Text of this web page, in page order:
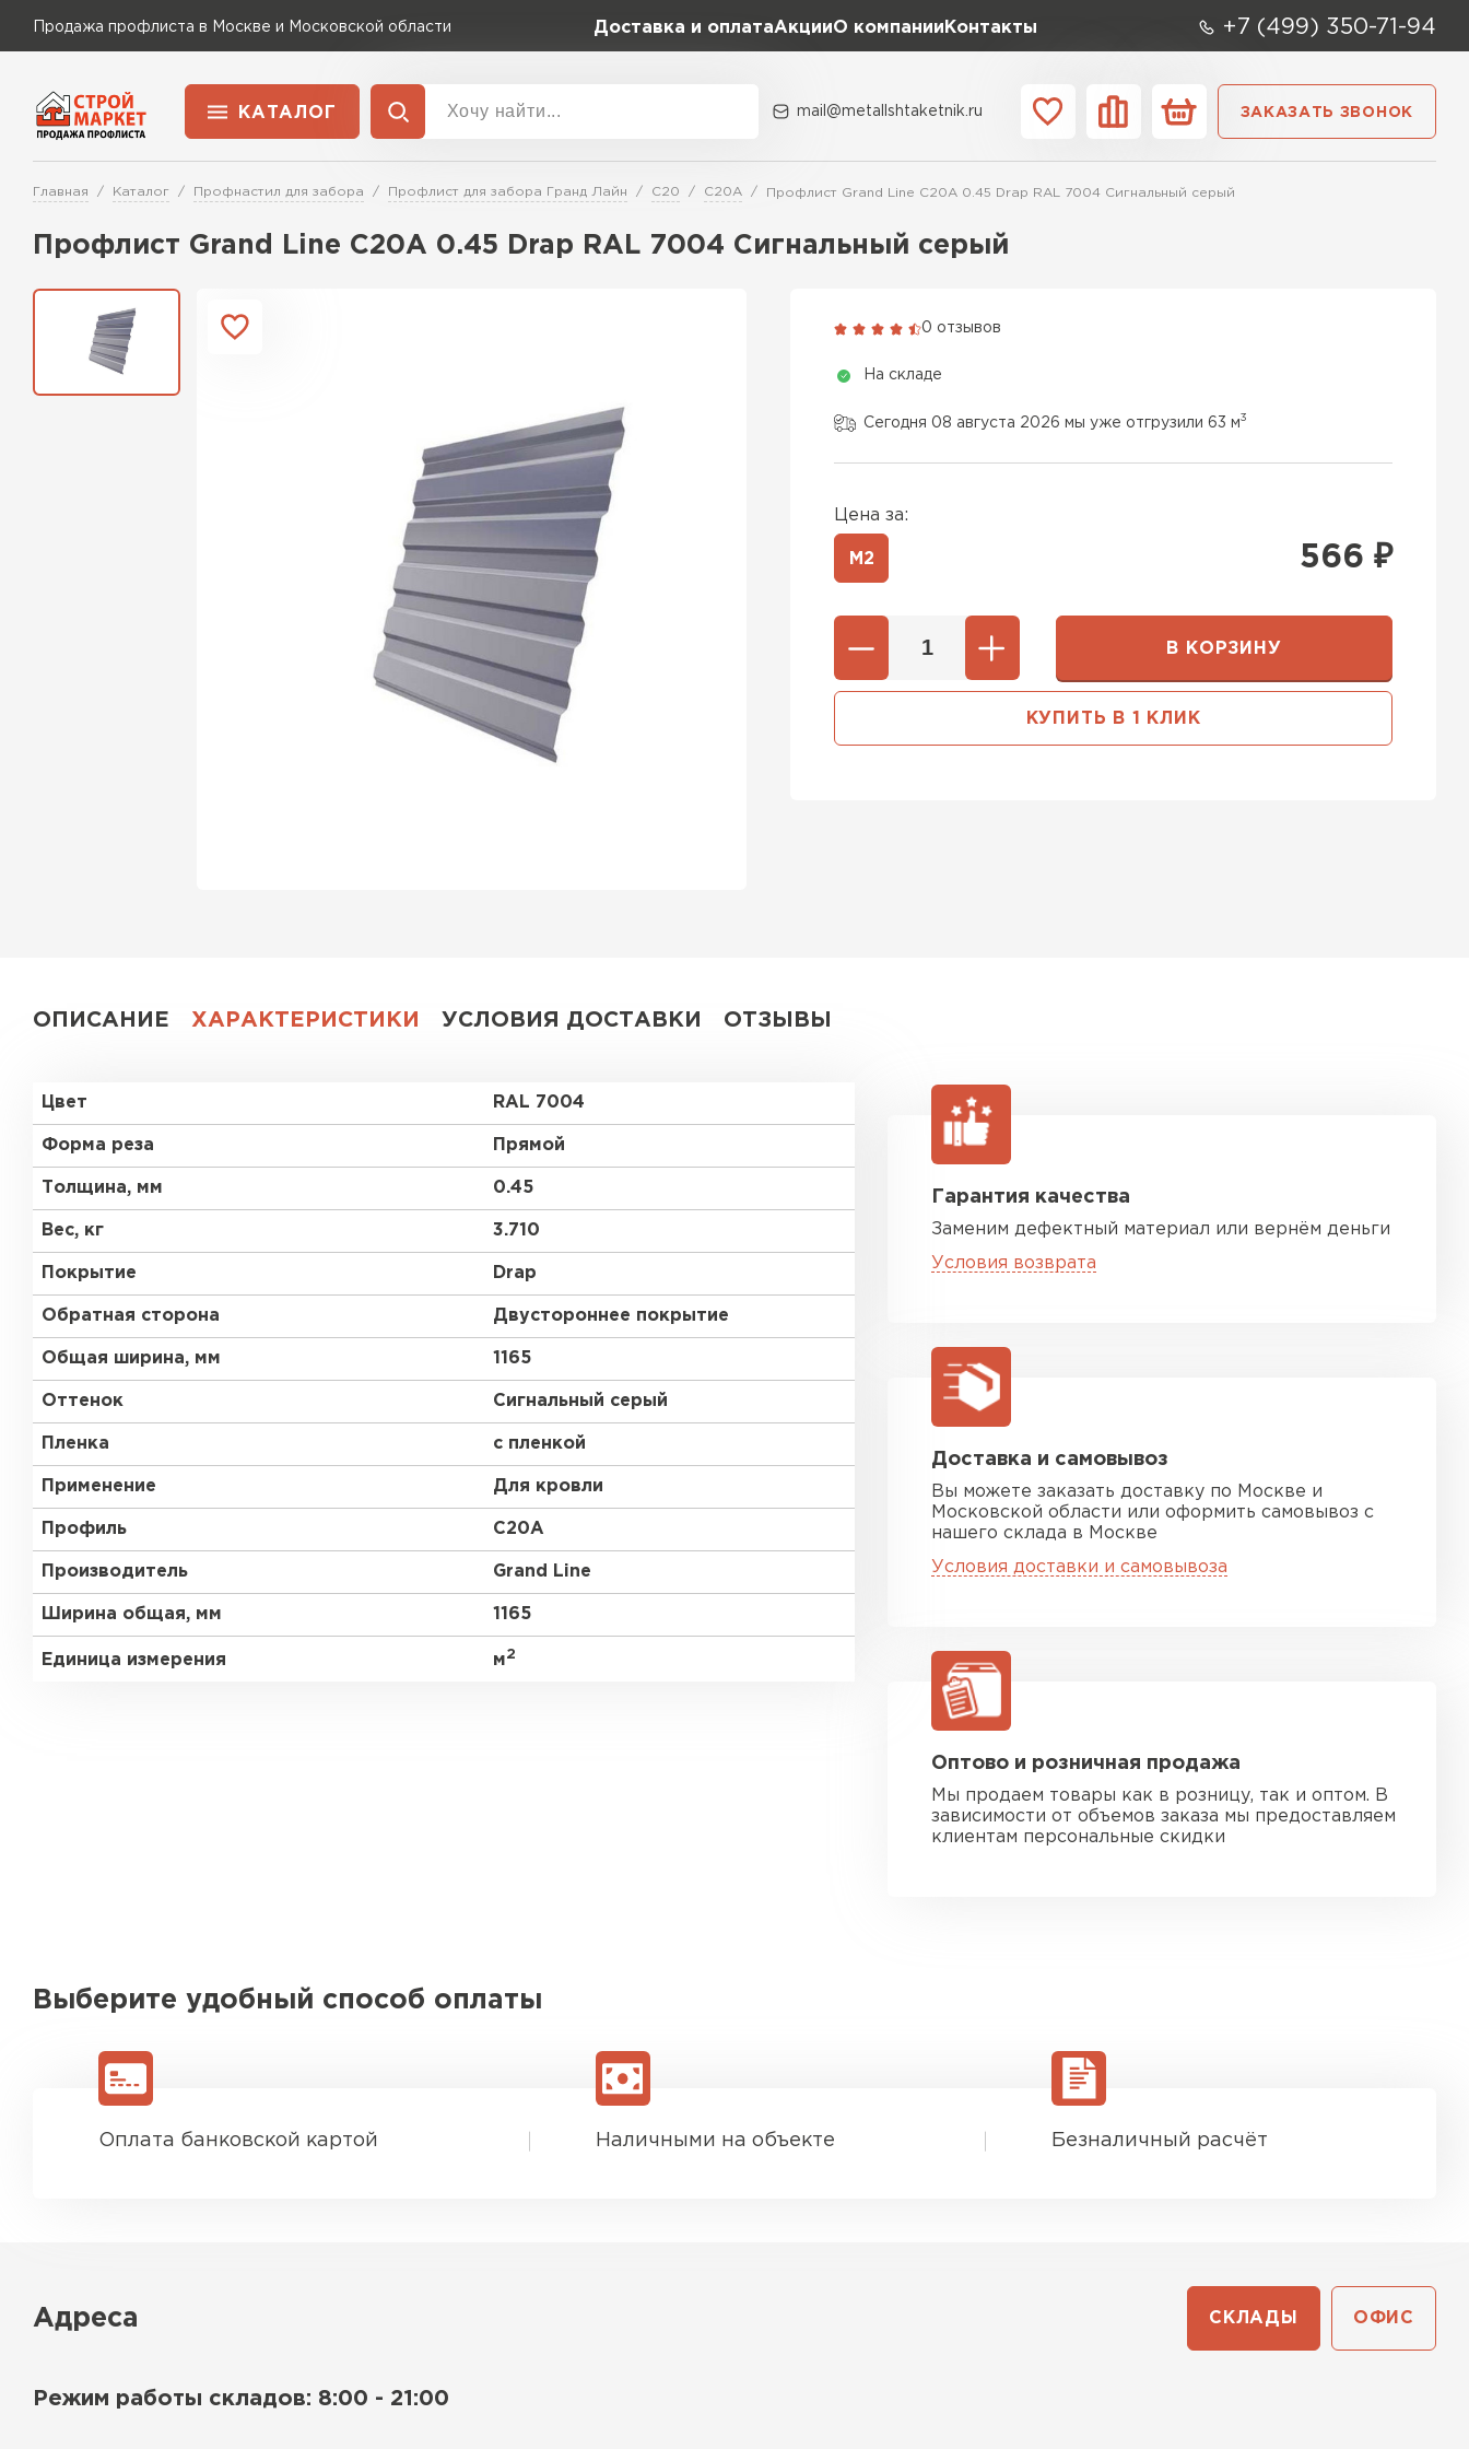
Продажа профлиста в Москве и Московской области Доставка и оплатаАкцииО компании Контакты +7 (499) 350-71-94
КАТАЛОГ
Применение
Для забора
Бренд
Гранд Лайн
mail@metallshtaketnik.ru ЗАКАЗАТЬ ЗВОНОК
Главная Каталог Профнастил для забора Профлист для забора Гранд Лайн C20 C20A Профлист Grand Line C20A 0.45 Drap RAL 7004 Сигнальный серый
Профлист Grand Line C20A 0.45 Drap RAL 7004 Сигнальный серый
0 отзывов
На складе
Сегодня 08 августа 2026 мы уже отгрузили 63 м3
Цена за:
М2 566 ₽
В КОРЗИНУ
КУПИТЬ В 1 КЛИК
ОПИСАНИЕ ХАРАКТЕРИСТИКИ УСЛОВИЯ ДОСТАВКИ ОТЗЫВЫ
Цвет RAL 7004
Форма реза Прямой
Толщина, мм 0.45
Вес, кг 3.710
Покрытие Drap
Обратная сторона Двустороннее покрытие
Общая ширина, мм 1165
Оттенок Сигнальный серый
Пленка с пленкой
Применение Для кровли
Профиль C20A
Производитель Grand Line
Ширина общая, мм 1165
Единица измерения м2
Гарантия качества
Заменим дефектный материал или вернём деньги
Условия возврата
Доставка и самовывоз
Вы можете заказать доставку по Москве и
Московской области или оформить самовывоз с
нашего склада в Москве
Условия доставки и самовывоза
Оптово и розничная продажа
Мы продаем товары как в розницу, так и оптом. В
зависимости от объемов заказа мы предоставляем
клиентам персональные скидки
Выберите удобный способ оплаты
Оплата банковской картой Наличными на объекте Безналичный расчёт
Адреса СКЛАДЫ ОФИС
Режим работы складов: 8:00 - 21:00